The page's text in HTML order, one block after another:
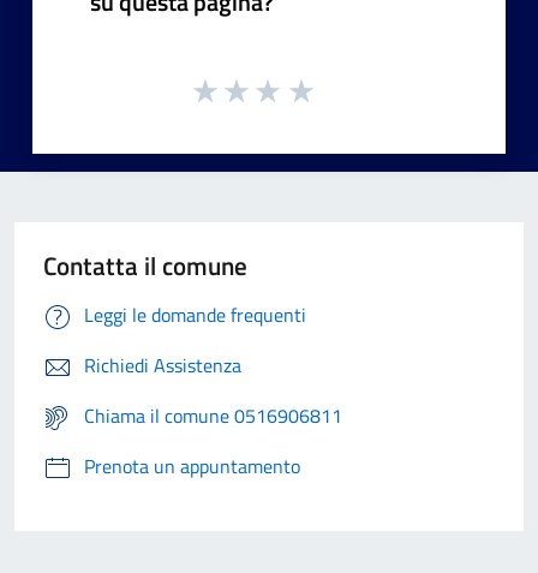
Contatta il comune
Leggi le domande frequenti
Richiedi Assistenza
Chiama il comune 0516906811
Prenota un appuntamento